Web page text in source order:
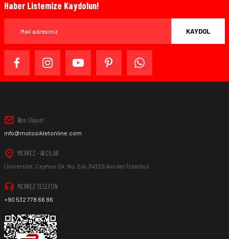
Haber Listemize Kaydolun!
KAYDOL
Bize Ulaşın!
info@motosikletonline.com
MERKEZ - AVCILAR
Üniversite, Ceyhun Sk. No:2/A, 34320 Avcılar/İstanbul
MERKEZ TELEFON
+90 532 778 66 86